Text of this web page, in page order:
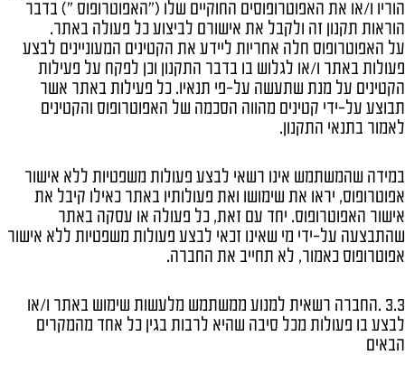
הוריו ו/או את האפוטרופוסים החוקיים שלו ("האפוטרופוס ") בדבר
הוראות תקנון זה ולקבל את אישורם לביצוע כל פעולה באתר.
על האפוטרופוס חלה אחריות ליידע את הקטינים המעוניינים לבצע
פעולות באתר ו/או לגלוש בו בדבר התקנון וכן לפקח על פעילות
הקטינים על מנת שתעשה על-פי תנאיו. כל פעילות באתר אשר
תבוצע על-ידי קטינים מהווה הסכמה של האפוטרופוס והקטינים
לאמור בתנאי התקנון.
במידה שהמשתמש אינו רשאי לבצע פעולות משפטיות ללא אישור
אפוטרופוס, יראו את שימושו ואת פעולותיו באתר כאילו קיבל את
אישור האפוטרופוס. יחד עם זאת, כל פעולה או עסקה באתר
שהתבצעה על-ידי מי שאינו זכאי לבצע פעולות משפטיות ללא אישור
אפוטרופוס כאמור, לא תחייב את החברה.
3.3 .החברה רשאית למנוע ממשתמש מלעשות שימוש באתר ו/או
לבצע בו פעולות מכל סיבה שהיא לרבות בגין כל אחד מהמקרים
הבאים